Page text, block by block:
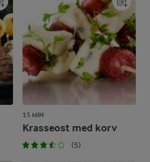
15 MIN
Krasseost med korv
(5)